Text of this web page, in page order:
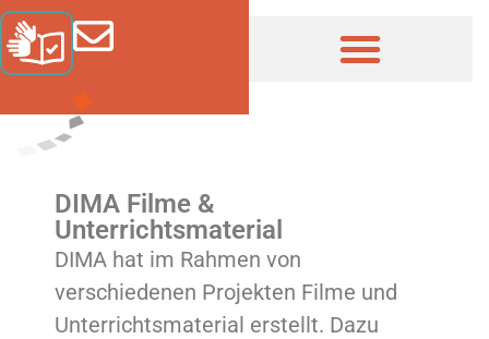
DIMA Filme &
Unterrichtsmaterial
DIMA hat im Rahmen von
verschiedenen Projekten Filme und
Unterrichtsmaterial erstellt. Dazu